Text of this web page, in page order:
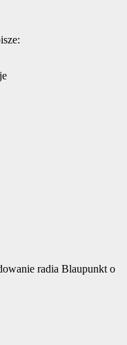
radia Blaupunkt o